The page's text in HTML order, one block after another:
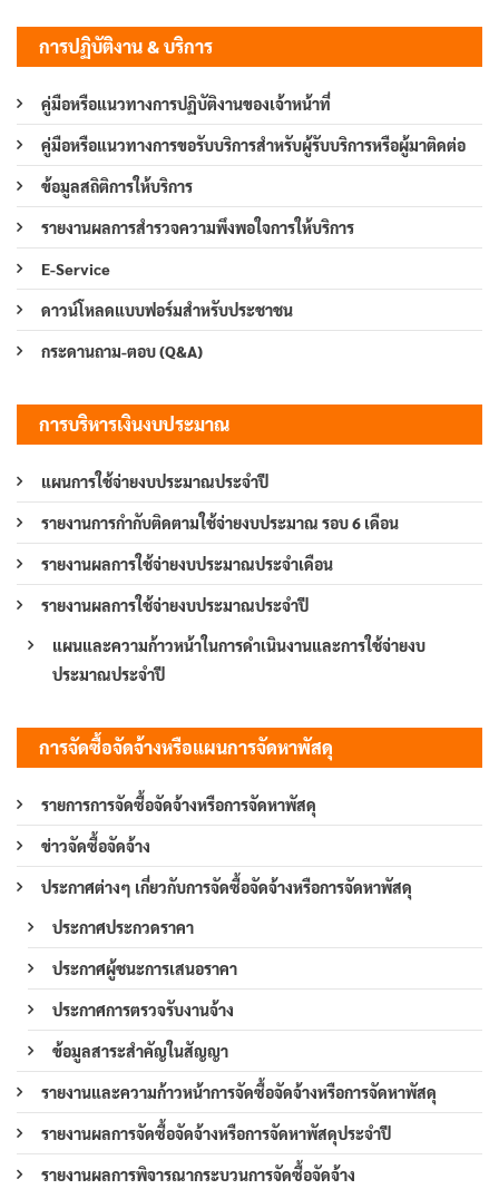
การปฏิบัติงาน & บริการ
คู่มือหรือแนวทางการปฏิบัติงานของเจ้าหน้าที่
คู่มือหรือแนวทางการขอรับบริการสำหรับผู้รับบริการหรือผู้มาติดต่อ
ข้อมูลสถิติการให้บริการ
รายงานผลการสำรวจความพึงพอใจการให้บริการ
E-Service
ดาวน์โหลดแบบฟอร์มสำหรับประชาชน
กระดานถาม-ตอบ (Q&A)
การบริหารเงินงบประมาณ
แผนการใช้จ่ายงบประมาณประจำปี
รายงานการกำกับติดตามใช้จ่ายงบประมาณ รอบ 6 เดือน
รายงานผลการใช้จ่ายงบประมาณประจำเดือน
รายงานผลการใช้จ่ายงบประมาณประจำปี
แผนและความก้าวหน้าในการดำเนินงานและการใช้จ่ายงบ
ประมาณประจำปี
การจัดซื้อจัดจ้างหรือแผนการจัดหาพัสดุ
รายการการจัดซื้อจัดจ้างหรือการจัดหาพัสดุ
ข่าวจัดซื้อจัดจ้าง
ประกาศต่างๆ เกี่ยวกับการจัดซื้อจัดจ้างหรือการจัดหาพัสดุ
ประกาศประกวดราคา
ประกาศผู้ชนะการเสนอราคา
ประกาศการตรวจรับงานจ้าง
ข้อมูลสาระสำคัญในสัญญา
รายงานและความก้าวหน้าการจัดซื้อจัดจ้างหรือการจัดหาพัสดุ
รายงานผลการจัดซื้อจัดจ้างหรือการจัดหาพัสดุประจำปี
รายงานผลการพิจารณากระบวนการจัดซื้อจัดจ้าง